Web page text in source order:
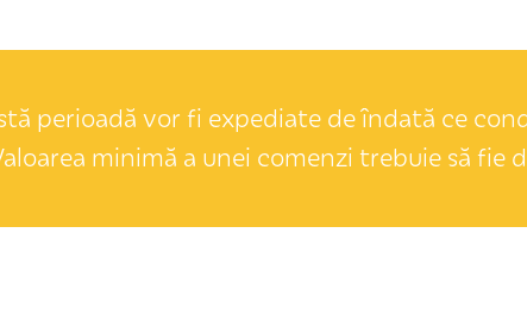
perioadă vor fi expediate de îndată ce
minimă a unei comenzi trebuie să fie